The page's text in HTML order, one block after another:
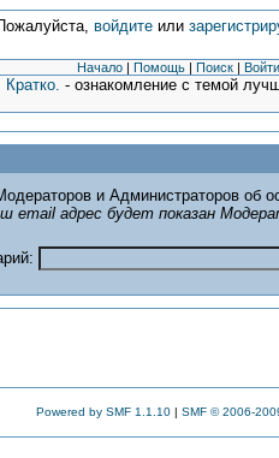
войдитеили
Начало | Помощь | Поиск | Войти
- ознакомление с темой
и Администраторов об
адрес будет показан
Powered by SMF 1.1.10| SMF © 2006-